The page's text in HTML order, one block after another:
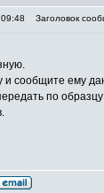
Заголовок
сообщите ему
по